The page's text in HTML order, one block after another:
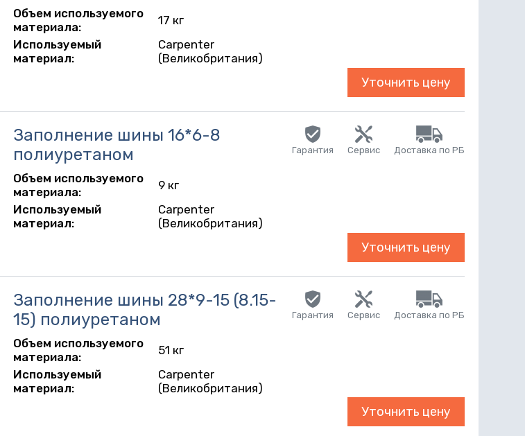
Объем используемого
материала:
17 кг
Используемый
материал:
Carpenter
(Великобритания)
Уточнить цену
Заполнение шины 16*6-8
полиуретаном
Объем используемого
материала:
9 кг
Используемый
материал:
Carpenter
(Великобритания)
Гарантия Сервис Доставка по РБ
Уточнить цену
Заполнение шины 28*9-15 (8.15-
15) полиуретаном
Объем используемого
материала:
51 кг
Используемый
материал:
Carpenter
(Великобритания)
Гарантия Сервис Доставка по РБ
Уточнить цену